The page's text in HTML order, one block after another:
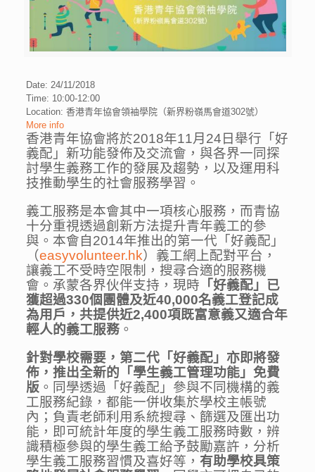
Date: 24/11/2018
Time: 10:00-12:00
Location: 香港青年協會領袖學院（新界粉嶺馬會道302號）
More info
香港青年協會將於2018年11月24日舉行「好
義配」新功能發佈及交流會，與各界一同探
討學生義務工作的發展及趨勢，以及運用科
技推動學生的社會服務學習。
義工服務是本會其中一項核心服務，而青協
十分重視透過創新方法提升青年義工的參
與。本會自2014年推出的第一代「好義配」
（easyvolunteer.hk）義工網上配對平台，
讓義工不受時空限制，搜尋合適的服務機
會。承蒙各界伙伴支持，現時 「好義配」已
獲超過330個團體及近40,000名義工登記成
為用戶，共提供近2,400項既富意義又適合年
輕人的義工服務 。
針對學校需要，第二代「好義配」亦即將發
佈，推出全新的「學生義工管理功能」免費
版 。同學透過「好義配」參與不同機構的義
工服務紀錄，都能一併收集於學校主帳號
內；負責老師利用系統搜尋、篩選及匯出功
能，即可統計年度的學生義工服務時數，辨
識積極參與的學生義工給予鼓勵嘉許，分析
學生義工服務習慣及喜好等，有助學校具策